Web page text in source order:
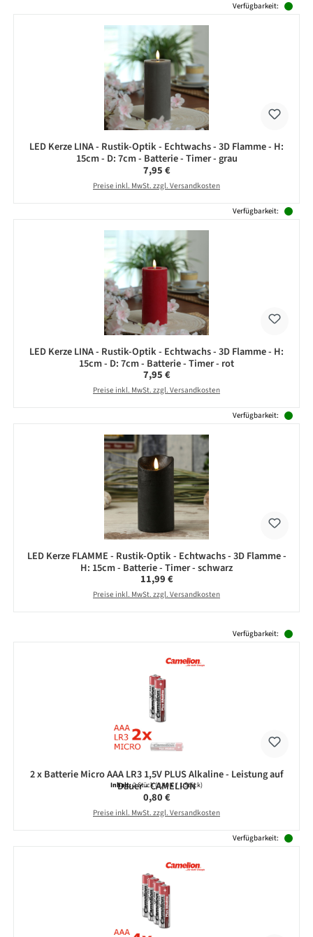
Verfügbarkeit:
LED Kerze LINA - Rustik-Optik - Echtwachs - 3D Flamme - H:
15cm - D: 7cm - Batterie - Timer - grau
Regulärer Preis:
7,95 €
Preise inkl. MwSt. zzgl. Versandkosten
Verfügbarkeit:
LED Kerze LINA - Rustik-Optik - Echtwachs - 3D Flamme - H:
15cm - D: 7cm - Batterie - Timer - rot
Regulärer Preis:
7,95 €
Preise inkl. MwSt. zzgl. Versandkosten
Verfügbarkeit:
LED Kerze FLAMME - Rustik-Optik - Echtwachs - 3D Flamme -
H: 15cm - Batterie - Timer - schwarz
Regulärer Preis:
11,99 €
Preise inkl. MwSt. zzgl. Versandkosten
Verfügbarkeit:
2 x Batterie Micro AAA LR3 1,5V PLUS Alkaline - Leistung auf
Dauer - CAMELION
Inhalt:2 Stück(0,40 € / 1 Stück)
Regulärer Preis:
0,80 €
Preise inkl. MwSt. zzgl. Versandkosten
Verfügbarkeit: